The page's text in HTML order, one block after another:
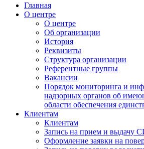
Главная
О центре
О центре
Об организации
История
Реквизиты
Структура организации
Референтные группы
Вакансии
Порядок мониторинга и
надзорных органов об
области обеспечения
Клиентам
Клиентам
Запись на прием и выдачу
Оформление заявки на